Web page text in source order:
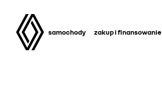
samochody zakup i finansowanie